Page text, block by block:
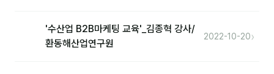
'수산업 B2B마케팅 교육'_김종혁 강사/
환동해산업연구원
2022-10-20›